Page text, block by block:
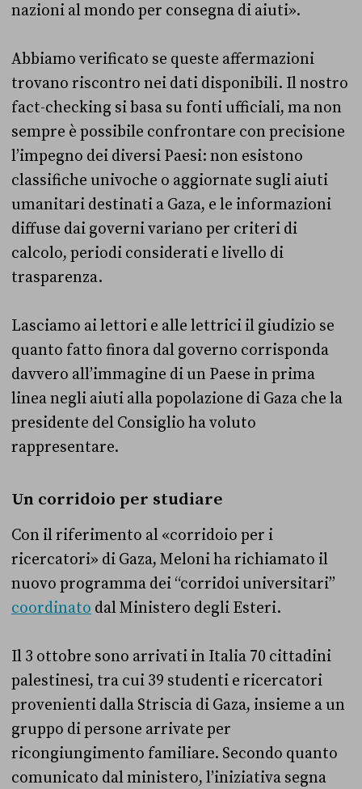
nazioni al mondo per consegna di aiuti».
Abbiamo verificato se queste affermazioni
trovano riscontro nei dati disponibili. Il nostro
fact-checking si basa su fonti ufficiali, ma non
sempre è possibile confrontare con precisione
l’impegno dei diversi Paesi: non esistono
classifiche univoche o aggiornate sugli aiuti
umanitari destinati a Gaza, e le informazioni
diffuse dai governi variano per criteri di
calcolo, periodi considerati e livello di
trasparenza.
Lasciamo ai lettori e alle lettrici il giudizio se
quanto fatto finora dal governo corrisponda
davvero all’immagine di un Paese in prima
linea negli aiuti alla popolazione di Gaza che la
presidente del Consiglio ha voluto
rappresentare.
Un corridoio per studiare
Con il riferimento al «corridoio per i
ricercatori» di Gaza, Meloni ha richiamato il
nuovo programma dei “corridoi universitari”
coordinato dal Ministero degli Esteri.
Il 3 ottobre sono arrivati in Italia 70 cittadini
palestinesi, tra cui 39 studenti e ricercatori
provenienti dalla Striscia di Gaza, insieme a un
gruppo di persone arrivate per
ricongiungimento familiare. Secondo quanto
comunicato dal ministero, l’iniziativa segna